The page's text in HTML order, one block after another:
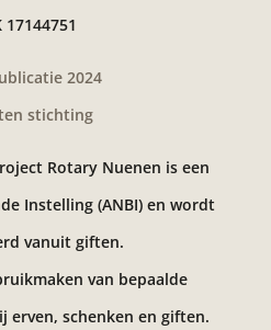
17144751
2024
stichting
Rotary Nuenen is een
Instelling (ANBI) en wordt
vanuit giften.
van bepaalde
erven, schenken en giften.